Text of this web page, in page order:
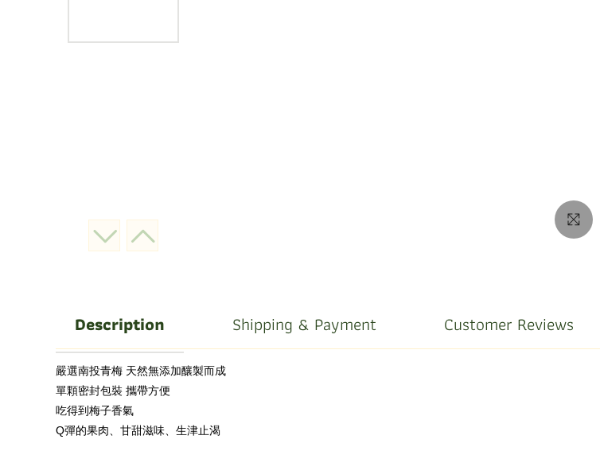
Description Shipping & Payment Customer Reviews
嚴選南投青梅 天然無添加釀製而成
單顆密封包裝 攜帶方便
吃得到梅子香氣
Q彈的果肉、甘甜滋味、生津止渴